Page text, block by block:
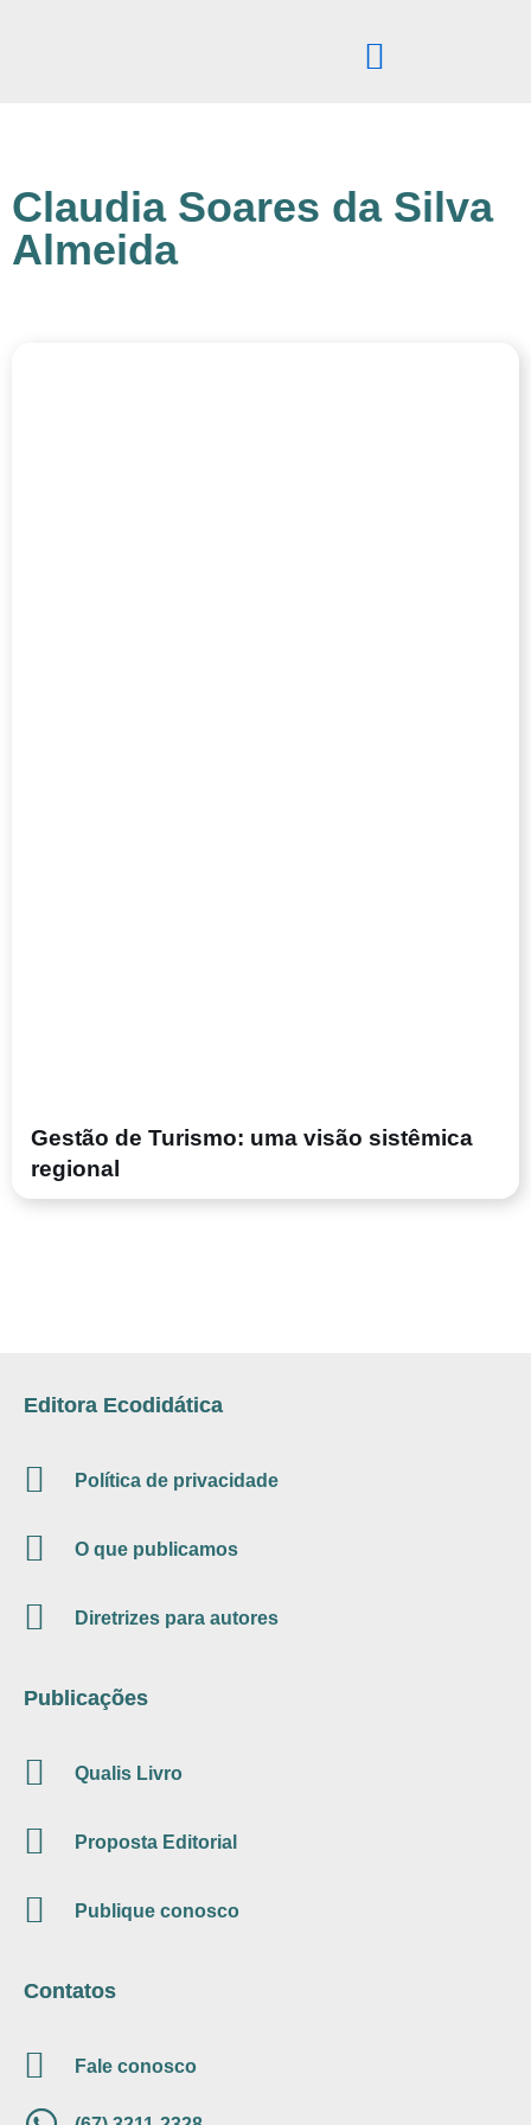
Claudia Soares da Silva
Almeida
Gestão de Turismo: uma visão sistêmica
regional
Editora Ecodidática
Política de privacidade
O que publicamos
Diretrizes para autores
Publicações
Qualis Livro
Proposta Editorial
Publique conosco
Contatos
Fale conosco